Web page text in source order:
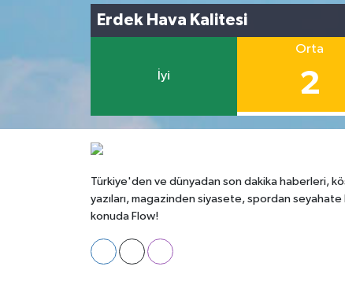
Erdek Hava Kalitesi
İyi
Orta
2
Türkiye'den ve dünyadan son dakika haberleri,
yazıları, magazinden siyasete, spordan seyahate
konuda Flow!